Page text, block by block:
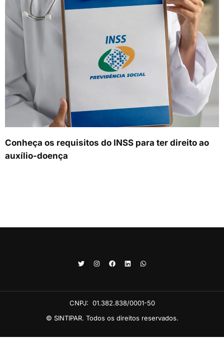
Conheça os requisitos do INSS para ter direito ao
auxílio-doença
CNPJ: 01.382.838/0001-50
© SINTIPAR. Todos os direitos reservados.